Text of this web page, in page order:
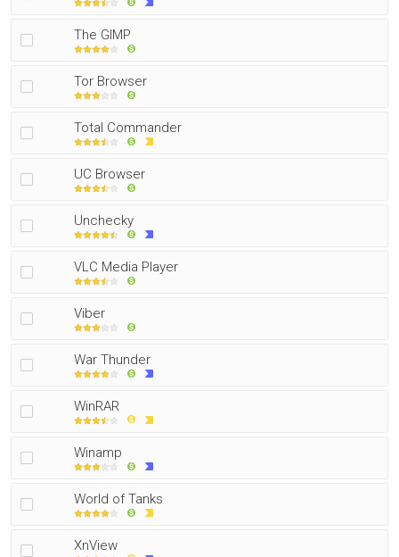
The GIMP
Tor Browser
Total Commander
UC Browser
Unchecky
VLC Media Player
Viber
War Thunder
WinRAR
Winamp
World of Tanks
XnView